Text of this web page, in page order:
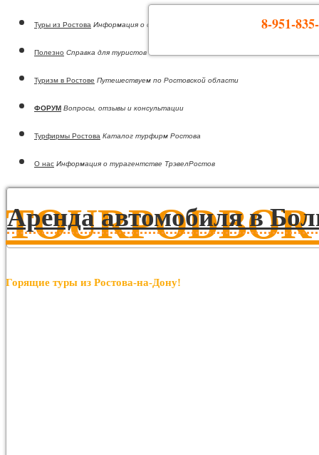
8-951-
Туры из Ростова Информация о странах
Полезно Справка для туристов
Туризм в Ростове Путешествуем по Ростовской области
ФОРУМ Вопросы, отзывы и консультации
Турфирмы Ростова Каталог турфирм Ростова
О нас Информация о турагентстве ТрэвелРостов
Горящие туры из Ростова-на-Дону!
Аренда автомобиля в